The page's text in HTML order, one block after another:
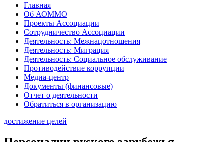
Главная
Об АОММО
Проекты Ассоциации
Сотрудничество Ассоциации
Деятельность: Межнацотношения
Деятельность: Миграция
Деятельность: Социальное обслуживание
Противодействие коррупции
Медиа-центр
Документы (финансовые)
Отчет о деятельности
Обратиться в организацию
достижение целей